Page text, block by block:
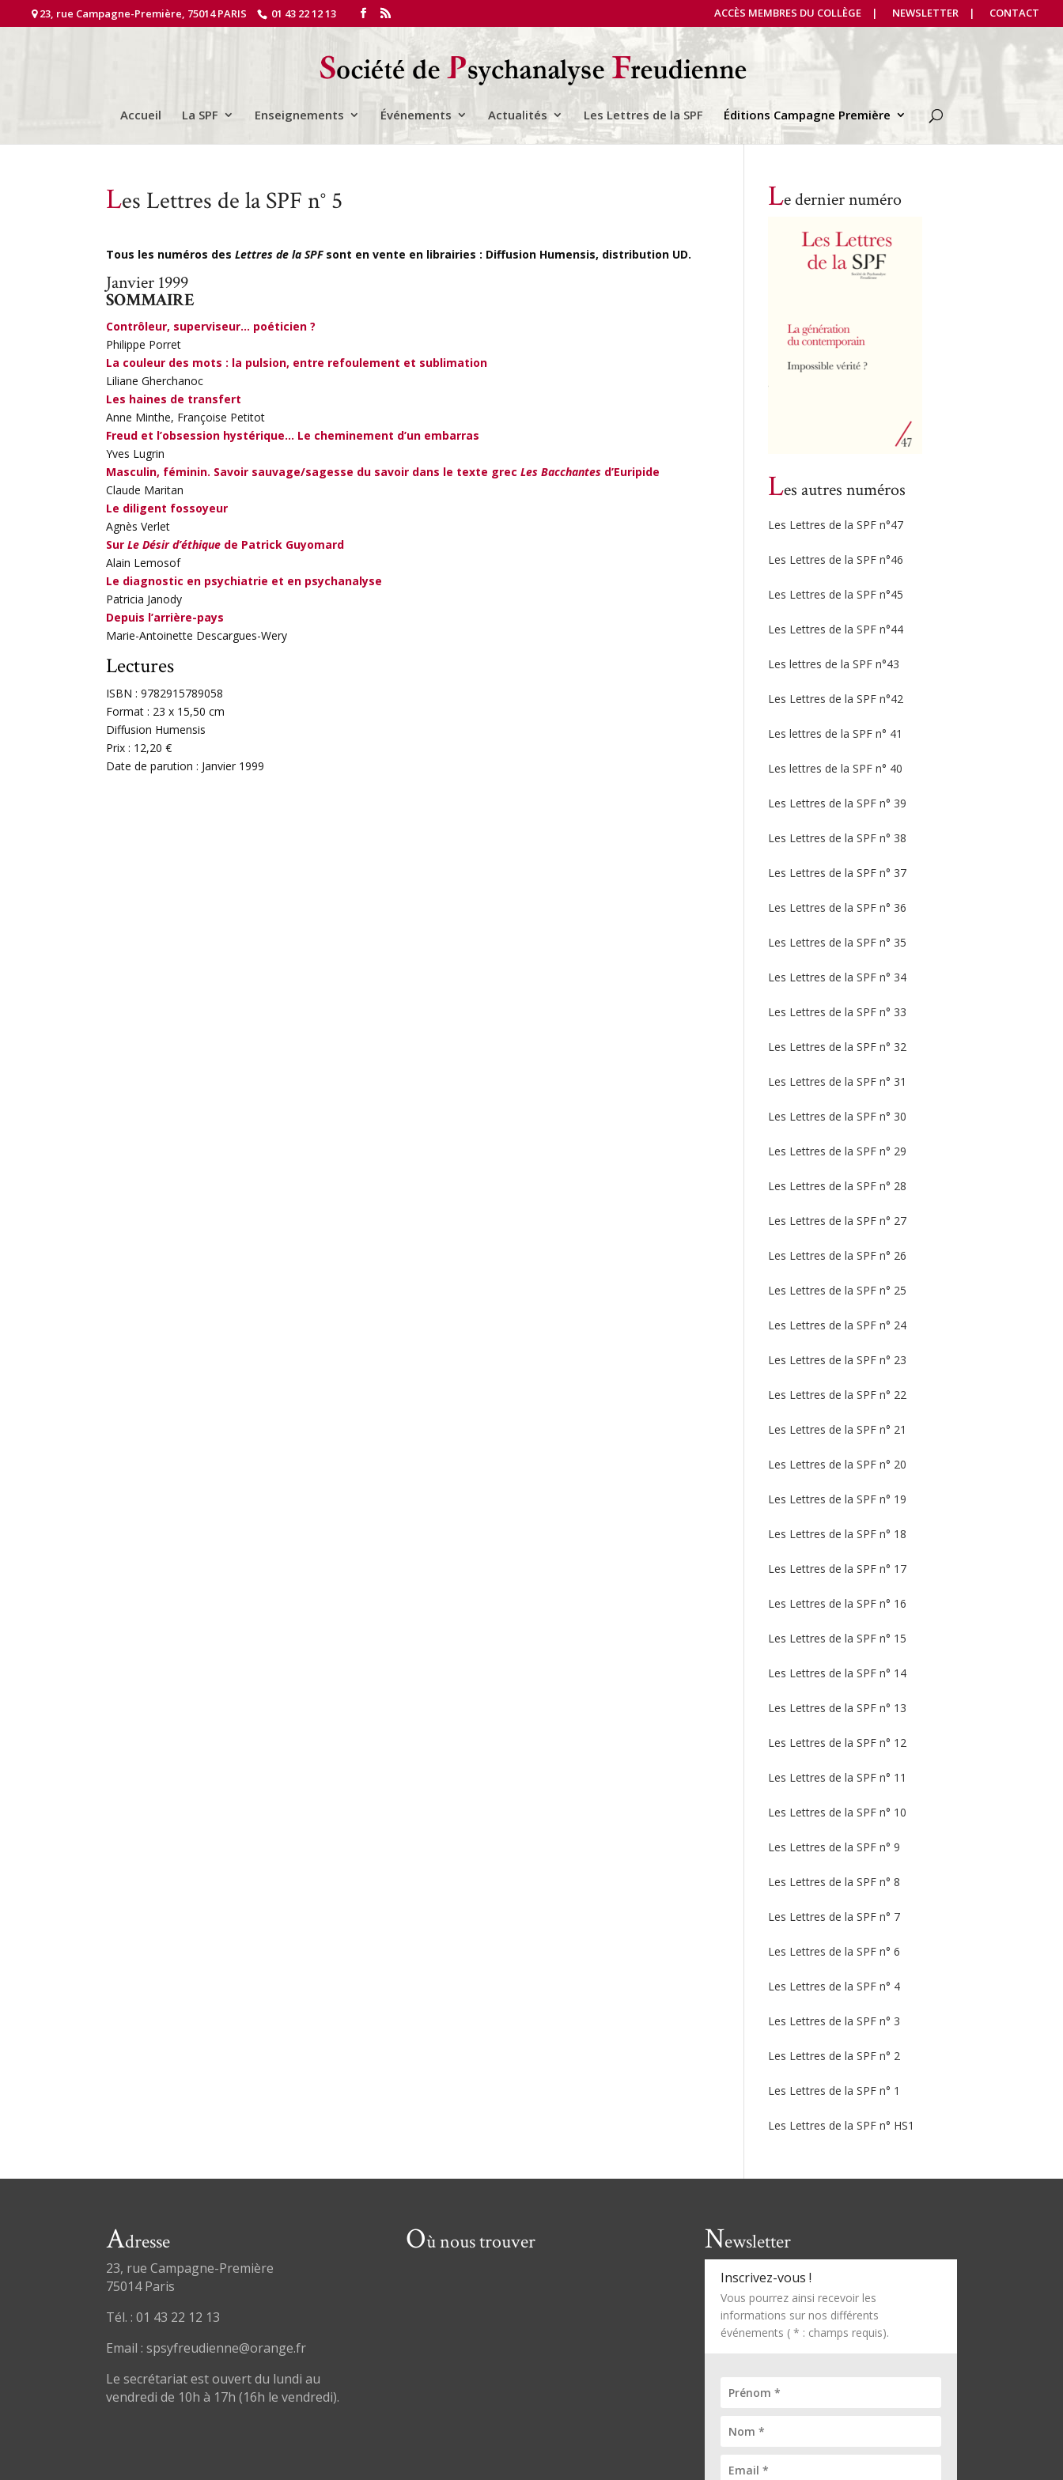
23, rue Campagne-Première, 75014 PARIS 01 43 22 12 13 ACCÈS MEMBRES DU COLLÈGE NEWSLETTER CONTACT
Accueil La SPF Enseignements Événements Actualités Les Lettres de la SPF Éditions Campagne Première
Les Lettres de la SPF n° 5
Tous les numéros desLettres de la SPFsont en vente en librairies : Diffusion Humensis, distribution UD.
Janvier 1999
SOMMAIRE
Contrôleur, superviseur… poéticien ?
Philippe Porret
La couleur des mots : la pulsion, entre refoulement et sublimation
Liliane Gherchanoc
Les haines de transfert
Anne Minthe, Françoise Petitot
Freud et l’obsession hystérique… Le cheminement d’un embarras
Yves Lugrin
Masculin, féminin. Savoir sauvage/sagesse du savoir dans le texte grecLes Bacchantes d’Euripide
Claude Maritan
Le diligent fossoyeur
Agnès Verlet
SurLe Désir d’éthique de Patrick Guyomard
Alain Lemosof
Le diagnostic en psychiatrie et en psychanalyse
Patricia Janody
Depuis l’arrière-pays
Marie-Antoinette Descargues-Wery
Lectures
ISBN : 9782915789058
Format : 23 x 15,50 cm
Diffusion Humensis
Prix : 12,20 €
Date de parution : Janvier 1999
Le dernier numéro
Les autres numéros
Les Lettres de la SPF n°47
Les Lettres de la SPF n°46
Les Lettres de la SPF n°45
Les Lettres de la SPF n°44
Les lettres de la SPF n°43
Les Lettres de la SPF n°42
Les lettres de la SPF n° 41
Les lettres de la SPF n° 40
Les Lettres de la SPF n° 39
Les Lettres de la SPF n° 38
Les Lettres de la SPF n° 37
Les Lettres de la SPF n° 36
Les Lettres de la SPF n° 35
Les Lettres de la SPF n° 34
Les Lettres de la SPF n° 33
Les Lettres de la SPF n° 32
Les Lettres de la SPF n° 31
Les Lettres de la SPF n° 30
Les Lettres de la SPF n° 29
Les Lettres de la SPF n° 28
Les Lettres de la SPF n° 27
Les Lettres de la SPF n° 26
Les Lettres de la SPF n° 25
Les Lettres de la SPF n° 24
Les Lettres de la SPF n° 23
Les Lettres de la SPF n° 22
Les Lettres de la SPF n° 21
Les Lettres de la SPF n° 20
Les Lettres de la SPF n° 19
Les Lettres de la SPF n° 18
Les Lettres de la SPF n° 17
Les Lettres de la SPF n° 16
Les Lettres de la SPF n° 15
Les Lettres de la SPF n° 14
Les Lettres de la SPF n° 13
Les Lettres de la SPF n° 12
Les Lettres de la SPF n° 11
Les Lettres de la SPF n° 10
Les Lettres de la SPF n° 9
Les Lettres de la SPF n° 8
Les Lettres de la SPF n° 7
Les Lettres de la SPF n° 6
Les Lettres de la SPF n° 4
Les Lettres de la SPF n° 3
Les Lettres de la SPF n° 2
Les Lettres de la SPF n° 1
Les Lettres de la SPF n° HS1
Adresse
23, rue Campagne-Première
75014 Paris
Tél. : 01 43 22 12 13
Email : spsyfreudienne@orange.fr
Le secrétariat est ouvert du lundi au
vendredi de 10h à 17h (16h le vendredi).
Où nous trouver Newsletter
Inscrivez-vous !
Vous pourrez ainsi recevoir les
informations sur nos différents
événements ( * : champs requis).